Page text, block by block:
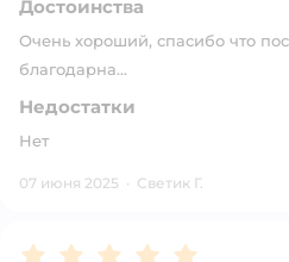
Достоинства
Очень хороший, спасибо что
благодарна...
Недостатки
Нет
07 июня 2025 · Светик Г.
Рейтинг:5